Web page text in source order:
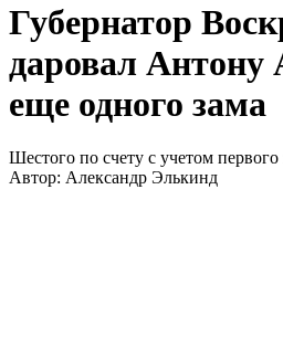
Губернатор
даровал Антону
еще одного зама
Шестого по счету с учетом первого
Автор: Александр Элькинд